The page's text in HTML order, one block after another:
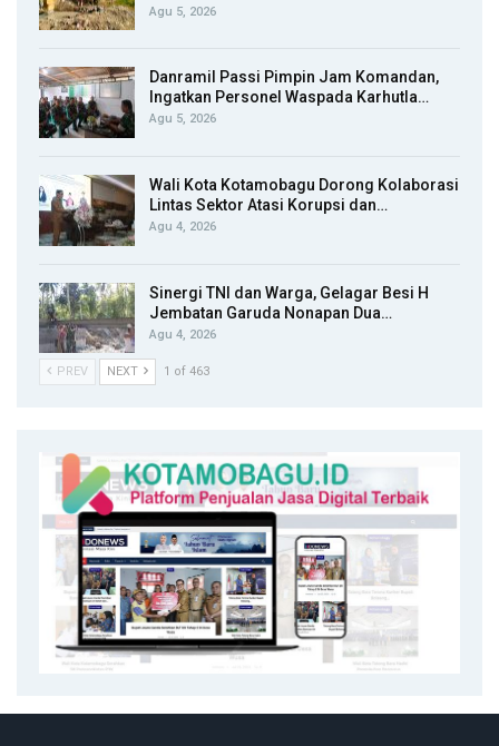
Agu 5, 2026
Danramil Passi Pimpin Jam Komandan,
Ingatkan Personel Waspada Karhutla…
Agu 5, 2026
Wali Kota Kotamobagu Dorong Kolaborasi
Lintas Sektor Atasi Korupsi dan…
Agu 4, 2026
Sinergi TNI dan Warga, Gelagar Besi H
Jembatan Garuda Nonapan Dua…
Agu 4, 2026
PREV NEXT 1 of 463